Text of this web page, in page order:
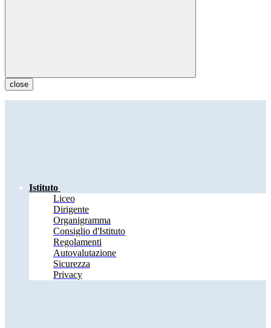
close
Istituto
Liceo
Dirigente
Organigramma
Consiglio d'Istituto
Regolamenti
Autovalutazione
Sicurezza
Privacy